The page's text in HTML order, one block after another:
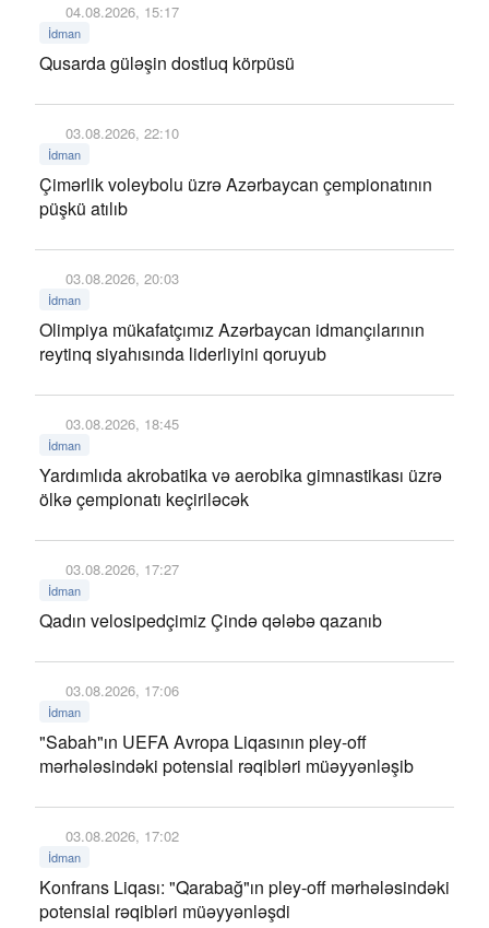
04.08.2026, 15:17
İdman
Qusarda güləşin dostluq körpüsü
03.08.2026, 22:10
İdman
Çimərlik voleybolu üzrə Azərbaycan çempionatının
püşkü atılıb
03.08.2026, 20:03
İdman
Olimpiya mükafatçımız Azərbaycan idmançılarının
reytinq siyahısında liderliyini qoruyub
03.08.2026, 18:45
İdman
Yardımlıda akrobatika və aerobika gimnastikası üzrə
ölkə çempionatı keçiriləcək
03.08.2026, 17:27
İdman
Qadın velosipedçimiz Çində qələbə qazanıb
03.08.2026, 17:06
İdman
"Sabah"ın UEFA Avropa Liqasının pley-off
mərhələsindəki potensial rəqibləri müəyyənləşib
03.08.2026, 17:02
İdman
Konfrans Liqası: "Qarabağ"ın pley-off mərhələsindəki
potensial rəqibləri müəyyənləşdi